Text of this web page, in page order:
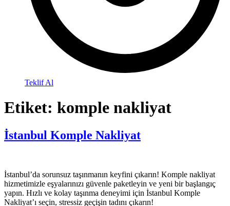
Teklif Al
Etiket: komple nakliyat
İstanbul Komple Nakliyat
İstanbul’da sorunsuz taşınmanın keyfini çıkarın! Komple nakliyat
hizmetimizle eşyalarınızı güvenle paketleyin ve yeni bir başlangıç
yapın. Hızlı ve kolay taşınma deneyimi için İstanbul Komple
Nakliyat’ı seçin, stressiz geçişin tadını çıkarın!